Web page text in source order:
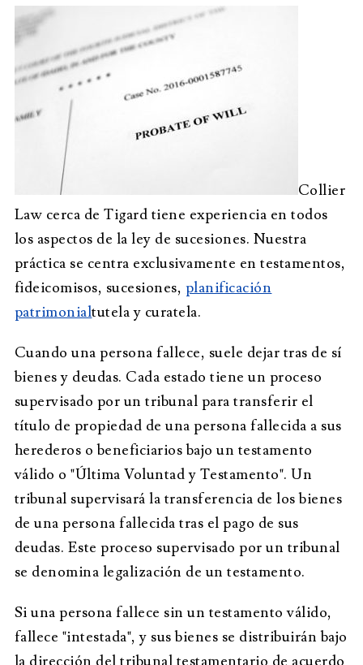
Collier
Law cerca de Tigard tiene experiencia en todos
los aspectos de la ley de sucesiones. Nuestra
práctica se centra exclusivamente en testamentos,
fideicomisos, sucesiones, planificación
patrimonialtutela y curatela.
Cuando una persona fallece, suele dejar tras de sí
bienes y deudas. Cada estado tiene un proceso
supervisado por un tribunal para transferir el
título de propiedad de una persona fallecida a sus
herederos o beneficiarios bajo un testamento
válido o "Última Voluntad y Testamento". Un
tribunal supervisará la transferencia de los bienes
de una persona fallecida tras el pago de sus
deudas. Este proceso supervisado por un tribunal
se denomina legalización de un testamento.
Si una persona fallece sin un testamento válido,
fallece "intestada", y sus bienes se distribuirán bajo
la dirección del tribunal testamentario de acuerdo